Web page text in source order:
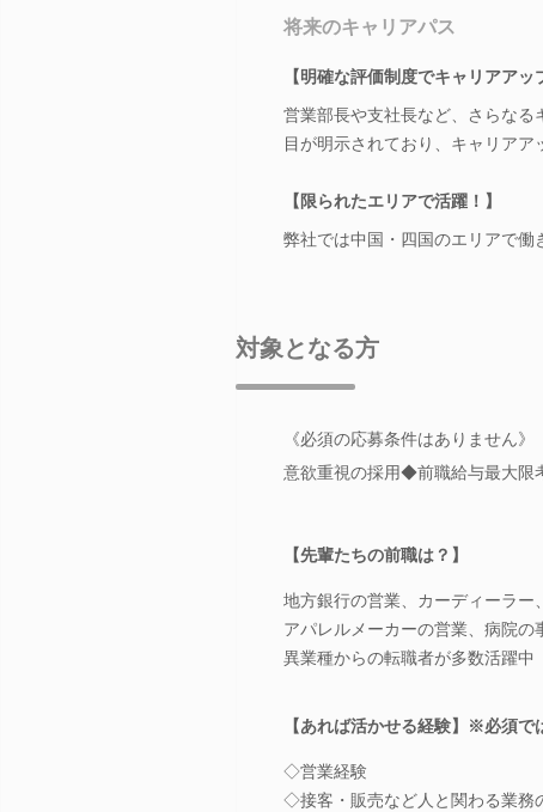
将来のキャリアパス
【明確な評価制度でキャリアアッ
営業部長や支社長など、さらな
目が明示されており、キャリアア
【限られたエリアで活躍！】
弊社では中国・四国のエリアで働
対象となる方
《必須の応募条件はありません
意欲重視の採用◆前職給与最大
【先輩たちの前職は？】
地方銀行の営業、カーディーラー
アパレルメーカーの営業、病院の
異業種からの転職者が多数活躍中
【あれば活かせる経験】※必須で
◇営業経験
◇接客・販売など人と関わる業務